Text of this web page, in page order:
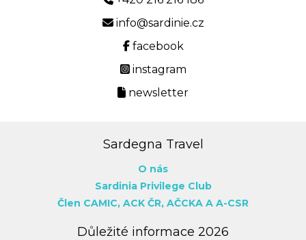
info@sardinie.cz
facebook
instagram
newsletter
Sardegna Travel
O nás
Sardinia Privilege Club
Člen CAMIC, ACK ČR, AČCKA A A-CSR
Důležité informace 2026